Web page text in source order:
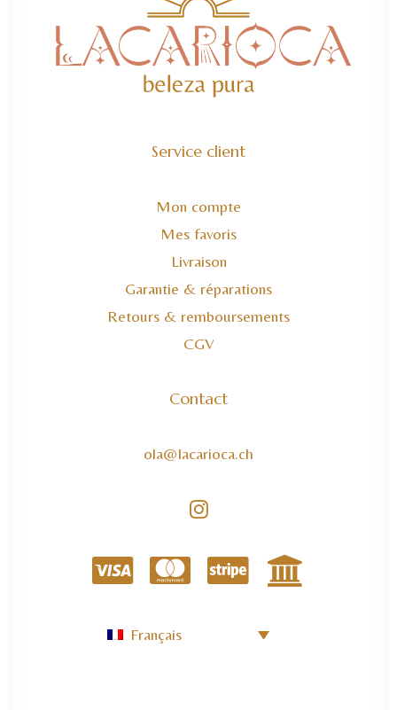
Service client
Mon compte
Mes favoris
Livraison
Garantie & réparations
Retours & remboursements
CGV
Contact
ola@lacarioca.ch
Français